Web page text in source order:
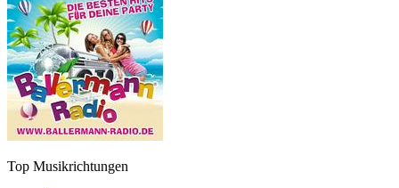
Top Musikrichtungen